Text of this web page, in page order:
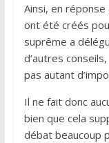
Ainsi, en réponse
ont été créés
suprême a
d’autres
pas autant
Il ne fait donc
bien que cela
débat beaucoup